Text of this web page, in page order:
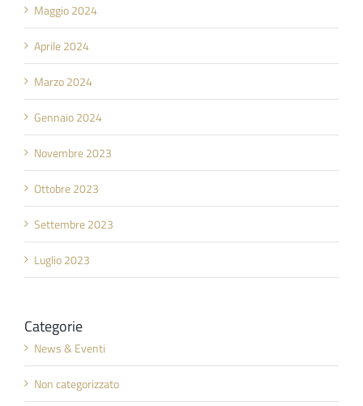
Maggio 2024
Aprile 2024
Marzo 2024
Gennaio 2024
Novembre 2023
Ottobre 2023
Settembre 2023
Luglio 2023
Categorie
News & Eventi
Non categorizzato